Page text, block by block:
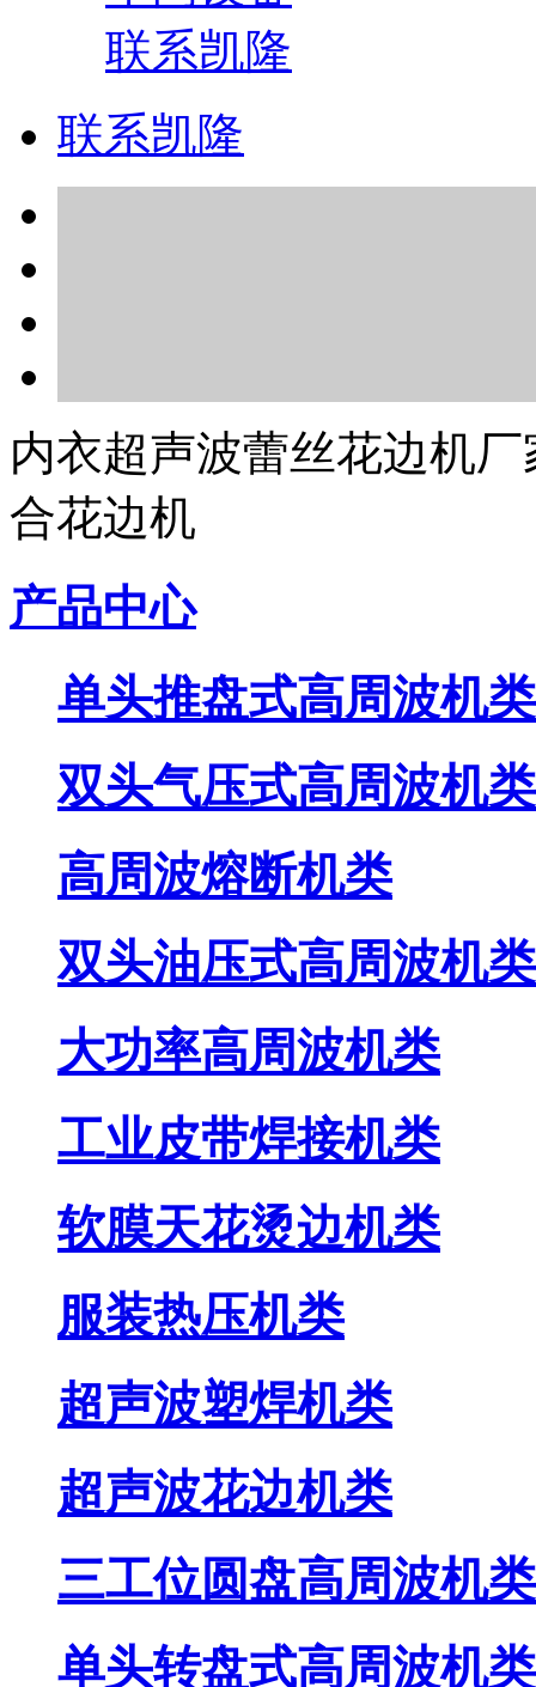
联系凯隆
联系凯隆
内衣超声波蕾丝花边机
合花边机
产品中心
单头推盘式高周波机类
双头气压式高周波机类
高周波熔断机类
双头油压式高周波机类
大功率高周波机类
工业皮带焊接机类
软膜天花烫边机类
服装热压机类
超声波塑焊机类
超声波花边机类
三工位圆盘高周波机类
单头转盘式高周波机类